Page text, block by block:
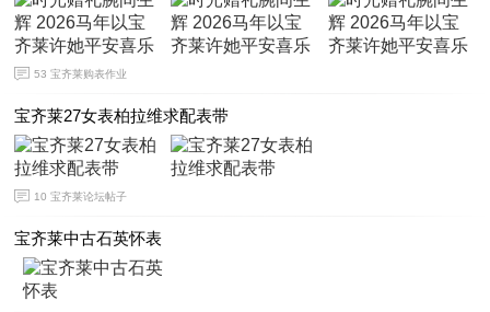
53 宝齐莱购表作业
宝齐莱27女表柏拉维求配表带
10 宝齐莱论坛帖子
宝齐莱中古石英怀表